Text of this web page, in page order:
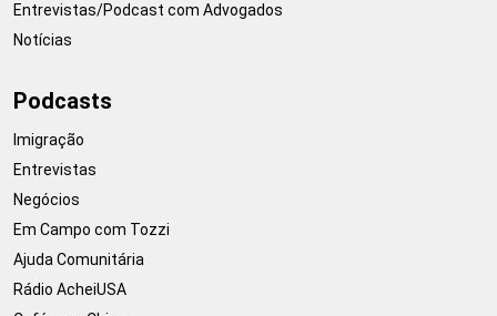
Entrevistas/Podcast com Advogados
Notícias
Podcasts
Imigração
Entrevistas
Negócios
Em Campo com Tozzi
Ajuda Comunitária
Rádio AcheiUSA